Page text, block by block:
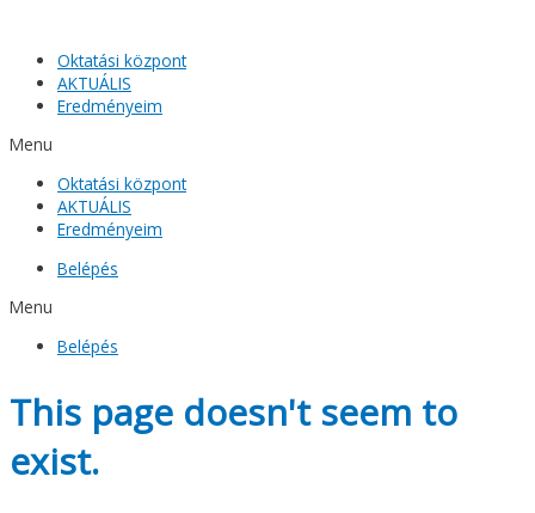
contentOktatási központ
AKTUÁLIS
Eredményeim
Menu
Oktatási központ
AKTUÁLIS
Eredményeim
Belépés
Menu
Belépés
This page doesn't seem to
exist.